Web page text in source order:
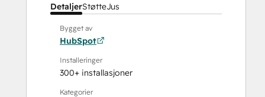
DetaljerStøtteJus
Bygget av
HubSpot
Installeringer
300+ installasjoner
Kategorier